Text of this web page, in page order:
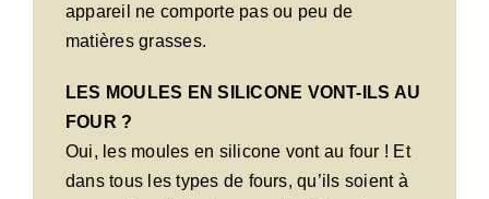
appareil ne comporte pas ou peu de
matières grasses.
LES MOULES EN SILICONE VONT-ILS AU
FOUR ?
Oui, les moules en silicone vont au four ! Et
dans tous les types de fours, qu’ils soient à